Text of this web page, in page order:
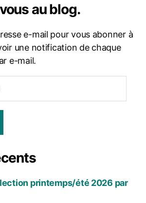
au blog.
e-mail pour vous abonner à
une notification de chaque
e-mail.
printemps/été 2026 par